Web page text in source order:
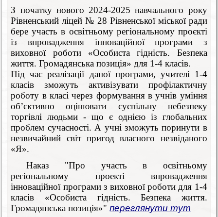
З початку нового 2024-2025 навчального року
Рівненський ліцей № 28 Рівненської міської ради
бере участь в освітньому регіональному проєкті
із впровадження інноваційної програми з
виховної роботи «Особиста гідність. Безпека
життя. Громадянська позиція» для 1-4 класів.
Під час реалізації даної програми, учителі 1-4
класів зможуть активізувати профілактичну
роботу в класі через формування в учнів уміння
об’єктивно оцінювати суспільну небезпеку
торгівлі людьми - що є однією із глобальних
проблем сучасності. А учні зможуть поринути в
незвичайний світ пригод власного незвіданого
«Я».
Наказ "Про участь в освітньому
регіональному проекті впровадження
інноваційної програми з виховної роботи для 1-4
класів «Особиста гідність. Безпека життя.
Громадянська позиція»"переглянути тут